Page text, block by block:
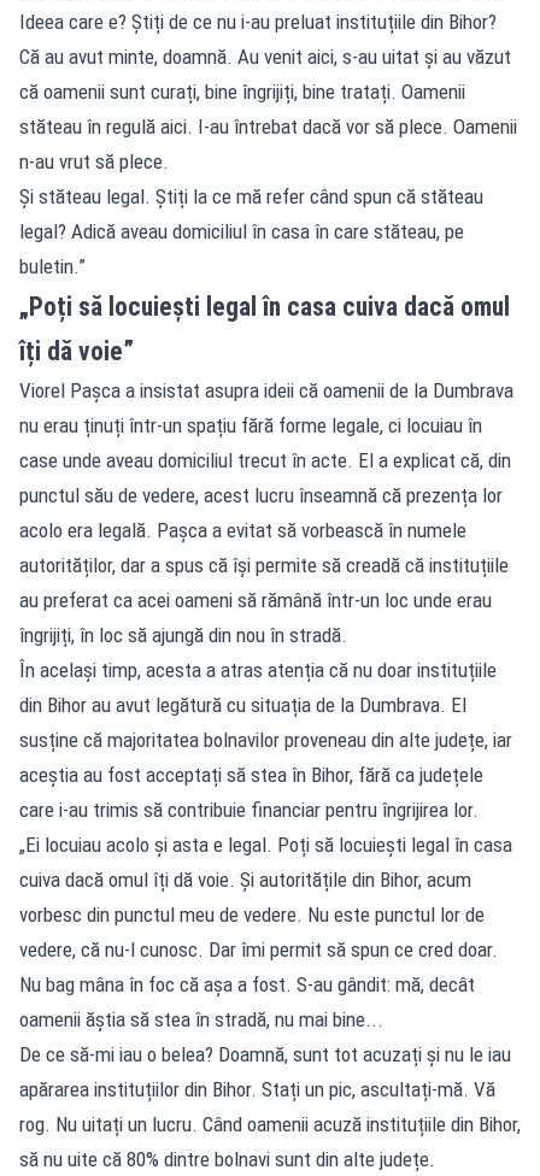
Ideea care e? Știți de ce nu i-au preluat instituțiile din Bihor?
Că au avut minte, doamnă. Au venit aici, s-au uitat și au văzut
că oamenii sunt curați, bine îngrijiți, bine tratați. Oamenii
stăteau în regulă aici. I-au întrebat dacă vor să plece. Oamenii
n-au vrut să plece.
Și stăteau legal. Știți la ce mă refer când spun că stăteau
legal? Adică aveau domiciliul în casa în care stăteau, pe
buletin.”
„Poți să locuiești legal în casa cuiva dacă omul
îți dă voie”
Viorel Pașca a insistat asupra ideii că oamenii de la Dumbrava
nu erau ținuți într-un spațiu fără forme legale, ci locuiau în
case unde aveau domiciliul trecut în acte. El a explicat că, din
punctul său de vedere, acest lucru înseamnă că prezența lor
acolo era legală. Pașca a evitat să vorbească în numele
autorităților, dar a spus că își permite să creadă că instituțiile
au preferat ca acei oameni să rămână într-un loc unde erau
îngrijiți, în loc să ajungă din nou în stradă.
În același timp, acesta a atras atenția că nu doar instituțiile
din Bihor au avut legătură cu situația de la Dumbrava. El
susține că majoritatea bolnavilor proveneau din alte județe, iar
aceștia au fost acceptați să stea în Bihor, fără ca județele
care i-au trimis să contribuie financiar pentru îngrijirea lor.
„Ei locuiau acolo și asta e legal. Poți să locuiești legal în casa
cuiva dacă omul îți dă voie. Și autoritățile din Bihor, acum
vorbesc din punctul meu de vedere. Nu este punctul lor de
vedere, că nu-l cunosc. Dar îmi permit să spun ce cred doar.
Nu bag mâna în foc că așa a fost. S-au gândit: mă, decât
oamenii ăștia să stea în stradă, nu mai bine...
De ce să-mi iau o belea? Doamnă, sunt tot acuzați și nu le iau
apărarea instituțiilor din Bihor. Stați un pic, ascultați-mă. Vă
rog. Nu uitați un lucru. Când oamenii acuză instituțiile din Bihor,
să nu uite că 80% dintre bolnavi sunt din alte județe.